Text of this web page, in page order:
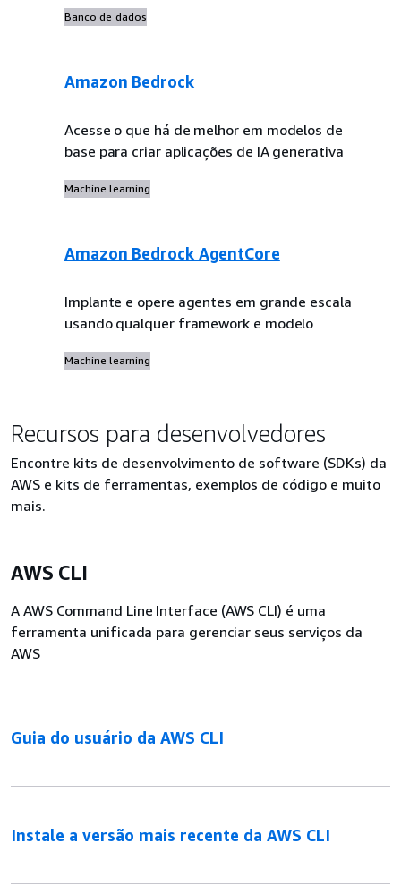
Banco de dados
Amazon Bedrock
Acesse o que há de melhor em modelos de
base para criar aplicações de IA generativa
Machine learning
Amazon Bedrock AgentCore
Implante e opere agentes em grande escala
usando qualquer framework e modelo
Machine learning
Recursos para desenvolvedores
Encontre kits de desenvolvimento de software (SDKs) da
AWS e kits de ferramentas, exemplos de código e muito
mais.
AWS CLI
A AWS Command Line Interface (AWS CLI) é uma
ferramenta unificada para gerenciar seus serviços da
AWS
Guia do usuário da AWS CLI
Instale a versão mais recente da AWS CLI